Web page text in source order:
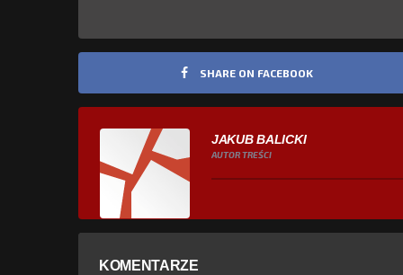
SHARE ON FACEBOOK
JAKUB BALICKI
AUTOR TREŚCI
KOMENTARZE